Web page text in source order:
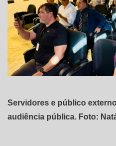
Servidores e público
audiência pública. Foto: